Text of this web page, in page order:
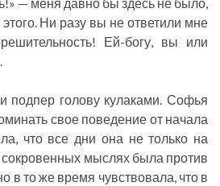
Ни разу вы не ответили мне
Ей-богу, вы или
подпер голову кулаками. Софья
свое поведение от начала
что все дни она не только на
сокровенных мыслях была против
в то же время чувствовала, что в